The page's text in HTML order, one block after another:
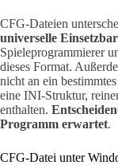
CFG-Dateien
universelle
Spieleprogrammierer
dieses Format.
nicht an ein
eine INI-Struktur,
enthalten.
Programm erwartet.
CFG-Datei unter